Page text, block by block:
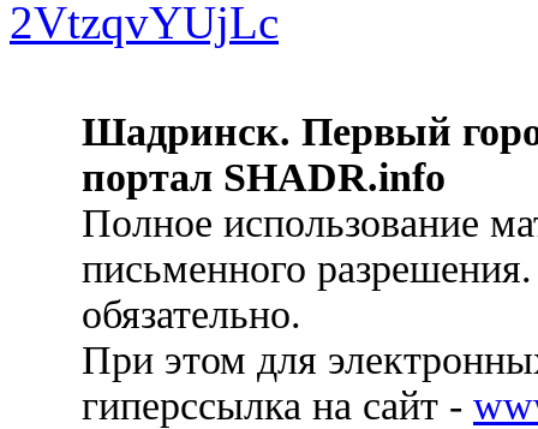
Шадринск. Первый
портал SHADR.info
Полное использование
письменного
обязательно.
При этом для
гиперссылка на сайт -